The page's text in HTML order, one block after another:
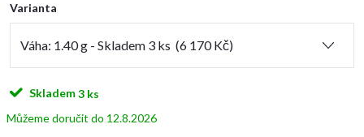
Varianta
Skladem3 ks
12.8.2026